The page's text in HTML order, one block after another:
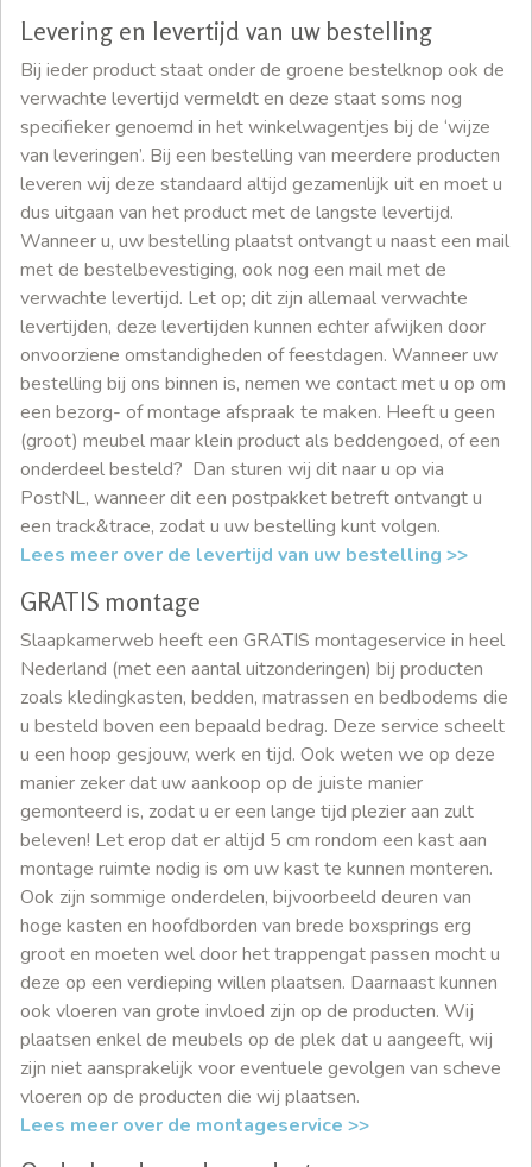
Levering en levertijd van uw bestelling
Bij ieder product staat onder de groene bestelknop ook de
verwachte levertijd vermeldt en deze staat soms nog
specifieker genoemd in het winkelwagentjes bij de ‘wijze
van leveringen’. Bij een bestelling van meerdere producten
leveren wij deze standaard altijd gezamenlijk uit en moet u
dus uitgaan van het product met de langste levertijd.
Wanneer u, uw bestelling plaatst ontvangt u naast een mail
met de bestelbevestiging, ook nog een mail met de
verwachte levertijd. Let op; dit zijn allemaal verwachte
levertijden, deze levertijden kunnen echter afwijken door
onvoorziene omstandigheden of feestdagen. Wanneer uw
bestelling bij ons binnen is, nemen we contact met u op om
een bezorg- of montage afspraak te maken. Heeft u geen
(groot) meubel maar klein product als beddengoed, of een
onderdeel besteld? Dan sturen wij dit naar u op via
PostNL, wanneer dit een postpakket betreft ontvangt u
een track&trace, zodat u uw bestelling kunt volgen.
Lees meer over de levertijd van uw bestelling >>
GRATIS montage
Slaapkamerweb heeft een GRATIS montageservice in heel
Nederland (met een aantal uitzonderingen) bij producten
zoals kledingkasten, bedden, matrassen en bedbodems die
u besteld boven een bepaald bedrag. Deze service scheelt
u een hoop gesjouw, werk en tijd. Ook weten we op deze
manier zeker dat uw aankoop op de juiste manier
gemonteerd is, zodat u er een lange tijd plezier aan zult
beleven! Let erop dat er altijd 5 cm rondom een kast aan
montage ruimte nodig is om uw kast te kunnen monteren.
Ook zijn sommige onderdelen, bijvoorbeeld deuren van
hoge kasten en hoofdborden van brede boxsprings erg
groot en moeten wel door het trappengat passen mocht u
deze op een verdieping willen plaatsen. Daarnaast kunnen
ook vloeren van grote invloed zijn op de producten. Wij
plaatsen enkel de meubels op de plek dat u aangeeft, wij
zijn niet aansprakelijk voor eventuele gevolgen van scheve
vloeren op de producten die wij plaatsen.
Lees meer over de montageservice >>